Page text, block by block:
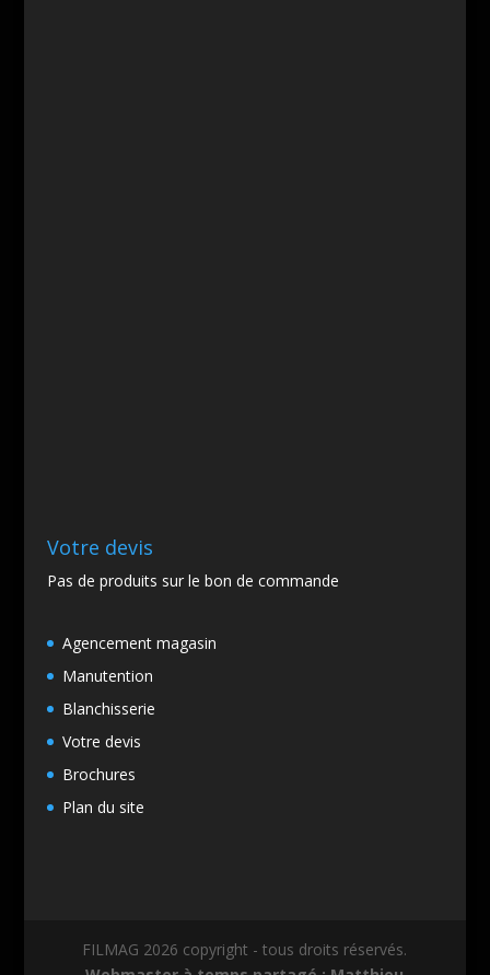
Votre devis
Pas de produits sur le bon de commande
Agencement magasin
Manutention
Blanchisserie
Votre devis
Brochures
Plan du site
FILMAG 2026 copyright - tous droits réservés.